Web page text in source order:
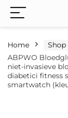
Home Shop
ABPWO
niet-invasieve
diabetici fitness
smartwatch